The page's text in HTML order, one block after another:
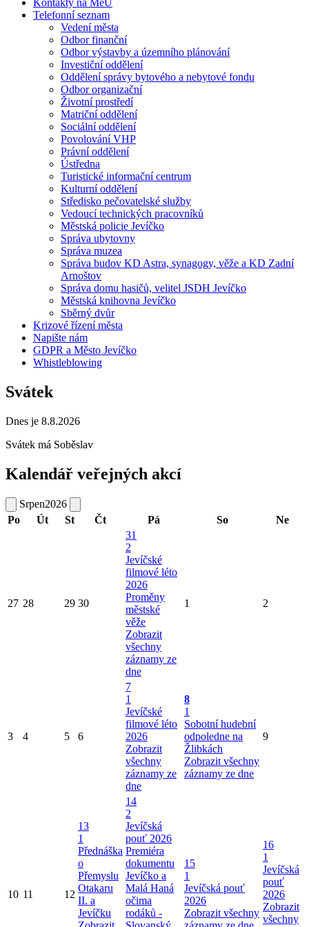
Kontakty na MěÚ
Telefonní seznam
Vedení města
Odbor finanční
Odbor výstavby a územního plánování
Investiční oddělení
Oddělení správy bytového a nebytové fondu
Odbor organizační
Životní prostředí
Matriční oddělení
Sociální oddělení
Povolování VHP
Právní oddělení
Ústředna
Turistické informační centrum
Kulturní oddělení
Středisko pečovatelské služby
Vedoucí technických pracovníků
Městská policie Jevíčko
Správa ubytovny
Správa muzea
Správa budov KD Astra, synagogy, věže a KD Zadní
Arnoštov
Správa domu hasičů, velitel JSDH Jevíčko
Městská knihovna Jevíčko
Sběrný dvůr
Krizové řízení města
Napište nám
GDPR a Město Jevíčko
Whistleblowing
Svátek
Dnes je 8.8.2026
Svátek má Soběslav
Kalendář veřejných akcí
Srpen2026
Po
Út St Čt Pá So Ne
27 28 29 30
31
2
Jevíčské
filmové léto
2026
Proměny
městské
věže
Zobrazit
všechny
záznamy ze
dne
1 2
3 4 5 6
7
1
Jevíčské
filmové léto
2026
Zobrazit
všechny
záznamy ze
dne
8
1
Sobotní hudební
odpoledne na
Žlibkách
Zobrazit všechny
záznamy ze dne
9
10 11 12
13
1
Přednáška
o
Přemyslu
Otakaru
II. a
Jevíčku
14
2
Jevíčská
pouť 2026
Premiéra
dokumentu
Jevíčko a
Malá Haná
očima
rodáků -
15
1
Jevíčská pouť
2026
Zobrazit všechny
16
1
Jevíčská
pouť
2026
Zobrazit
všechny